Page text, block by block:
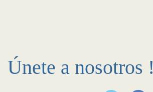
Únete a nosotros !